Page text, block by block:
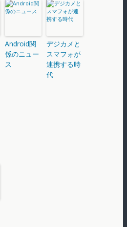
Android関
係のニュー
ス
デジカメと
スマフォが
連携する時
代